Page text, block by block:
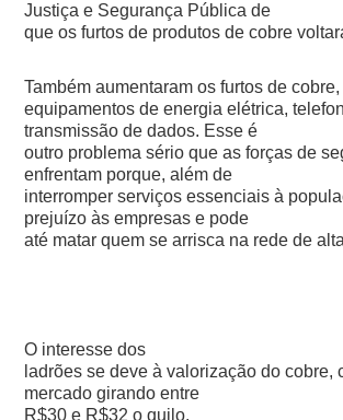
Justiça e Segurança Pública de
que os furtos de produtos de cobre
Também aumentaram os furtos de
equipamentos de energia elétrica,
transmissão de dados. Esse é
outro problema sério que as forças de
enfrentam porque, além de
interromper serviços essenciais à
prejuízo às empresas e pode
até matar quem se arrisca na rede de
O interesse dos
ladrões se deve à valorização do cobre,
mercado girando entre
R$30 e R$32 o quilo.